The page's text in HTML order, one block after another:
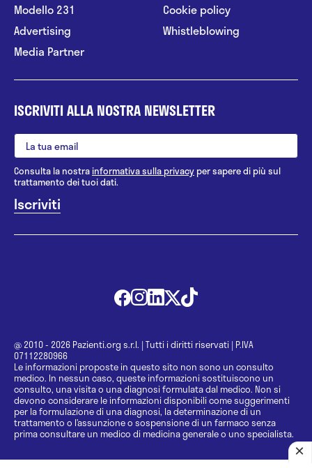
Modello 231
Advertising
Media Partner
Cookie policy
Whistleblowing
ISCRIVITI ALLA NOSTRA NEWSLETTER
Consulta la nostrainformativa sulla privacy per sapere di più sul
trattamento dei tuoi dati.
@ 2010 - 2026 Pazienti.org s.r.l. | Tutti i diritti riservati | P.IVA
07112280966
Le informazioni proposte in questo sito non sono un consulto
medico. In nessun caso, queste informazioni sostituiscono un
consulto, una visita o una diagnosi formulata dal medico. Non si
devono considerare le informazioni disponibili come suggerimenti
per la formulazione di una diagnosi, la determinazione di un
trattamento o l’assunzione o sospensione di un farmaco senza
prima consultare un medico di medicina generale o uno specialista.